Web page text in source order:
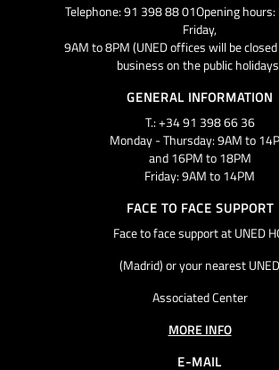
Telephone: 91 398 88 01Opening
Friday,
9AM to 8PM (UNED offices will be
business on the public
GENERAL INFORMATION
T.: +34 91 398 66 36
Monday - Thursday: 9AM to
and 16PM to 18PM
Friday: 9AM to 14PM
FACE TO FACE SUPPORT
Face to face support at UNED
(Madrid) or your nearest UNED
Associated Center
MORE INFO
E-MAIL